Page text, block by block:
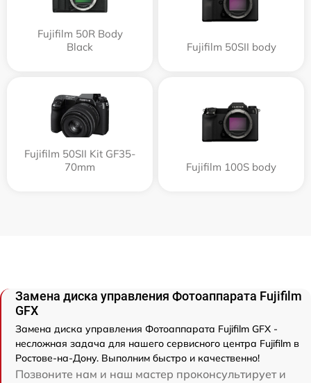
Fujifilm 50R Body
Black
Fujifilm 50SII body
Fujifilm 50SII Kit GF35-
70mm
Fujifilm 100S body
Замена диска управления Фотоаппарата Fujifilm
GFX
Замена диска управления Фотоаппарата Fujifilm GFX -
несложная задача для нашего сервисного центра Fujifilm в
Ростове-на-Дону. Выполним быстро и качественно!
Позвоните нам и наш мастер проконсультирует и